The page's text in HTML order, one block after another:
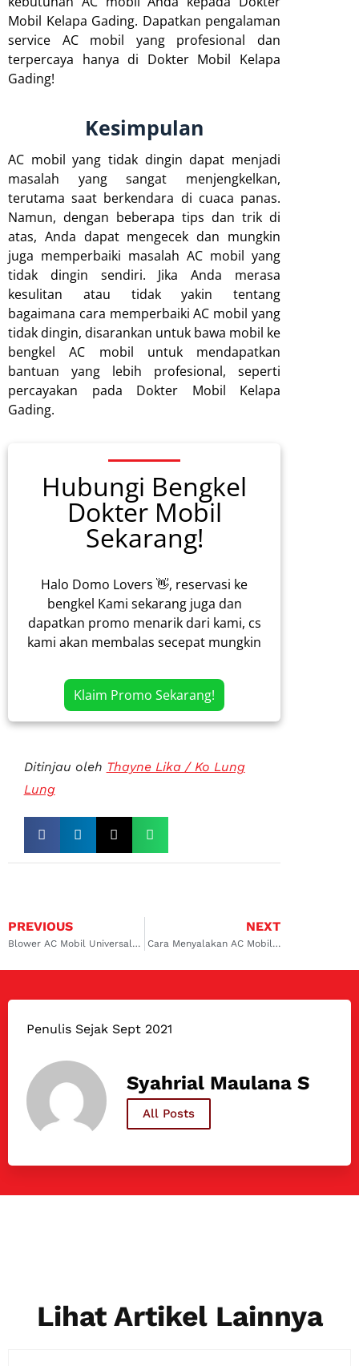
Mobil Kelapa Gading. Dapatkan pengalaman
service AC mobil yang profesional dan
terpercaya hanya di Dokter Mobil Kelapa
Gading!
Kesimpulan
AC mobil yang tidak dingin dapat menjadi
masalah yang sangat menjengkelkan,
terutama saat berkendara di cuaca panas.
Namun, dengan beberapa tips dan trik di
atas, Anda dapat mengecek dan mungkin
juga memperbaiki masalah AC mobil yang
tidak dingin sendiri. Jika Anda merasa
kesulitan atau tidak yakin tentang
bagaimana cara memperbaiki AC mobil yang
tidak dingin, disarankan untuk bawa mobil ke
bengkel AC mobil untuk mendapatkan
bantuan yang lebih profesional, seperti
percayakan pada Dokter Mobil Kelapa
Gading.
Hubungi Bengkel
Dokter Mobil
Sekarang!
Halo Domo Lovers 👋, reservasi ke
bengkel Kami sekarang juga dan
dapatkan promo menarik dari kami, cs
kami akan membalas secepat mungkin
Klaim Promo Sekarang!
Ditinjau oleh Thayne Lika / Ko Lung
Lung
PREVIOUS
Blower AC Mobil Universal, Lebih Baik dari Blower Biasa?
NEXT
Cara Menyalakan AC Mobil yang Benar, Agar Awet Terjaga Kondisinya!
Penulis Sejak Sept 2021
Syahrial Maulana S
All Posts
Lihat Artikel Lainnya